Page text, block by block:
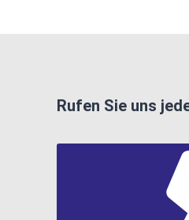
Rufen Sie uns